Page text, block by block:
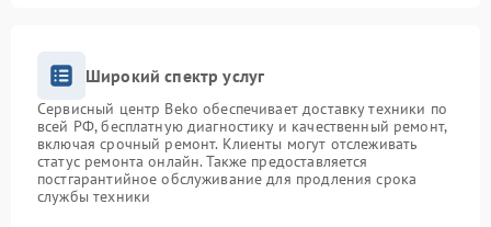
Широкий спектр услуг
Сервисный центр Beko обеспечивает доставку техники по
всей РФ, бесплатную диагностику и качественный ремонт,
включая срочный ремонт. Клиенты могут отслеживать
статус ремонта онлайн. Также предоставляется
постгарантийное обслуживание для продления срока
службы техники